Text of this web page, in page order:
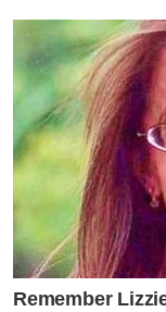
Remember